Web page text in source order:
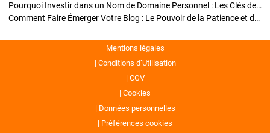
Pourquoi Investir dans un Nom de Domaine Personnel : Les Clés de la Réussite de Votre Blog
Comment Faire Émerger Votre Blog : Le Pouvoir de la Patience et de la Persévérance
Mentions légales
Conditions d’Utilisation
CGV
Cookies
Données personnelles
Préférences cookies